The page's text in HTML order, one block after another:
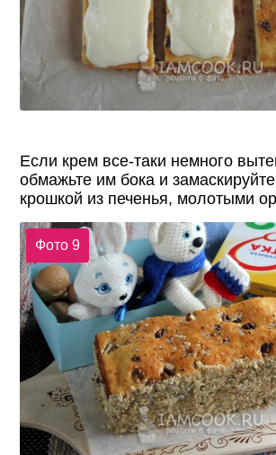
Если крем все-таки немного
обмажьте им бока и
крошкой из печенья, молотыми
Фото 9